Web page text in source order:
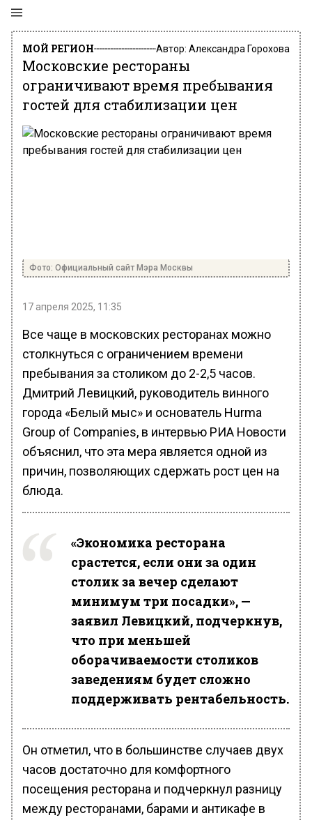
МОЙ РЕГИОН Автор: Александра Горохова
Московские рестораны
ограничивают время пребывания
гостей для стабилизации цен
Фото: Официальный сайт Мэра Москвы
17 апреля 2025, 11:35
Все чаще в московских ресторанах можно
столкнуться с ограничением времени
пребывания за столиком до 2-2,5 часов.
Дмитрий Левицкий, руководитель винного
города «Белый мыс» и основатель Hurma
Group of Companies, в интервью РИА Новости
объяснил, что эта мера является одной из
причин, позволяющих сдержать рост цен на
блюда.
«Экономика ресторана
срастется, если они за один
столик за вечер сделают
минимум три посадки», —
заявил Левицкий, подчеркнув,
что при меньшей
оборачиваемости столиков
заведениям будет сложно
поддерживать рентабельность.
Он отметил, что в большинстве случаев двух
часов достаточно для комфортного
посещения ресторана и подчеркнул разницу
между ресторанами, барами и антикафе в